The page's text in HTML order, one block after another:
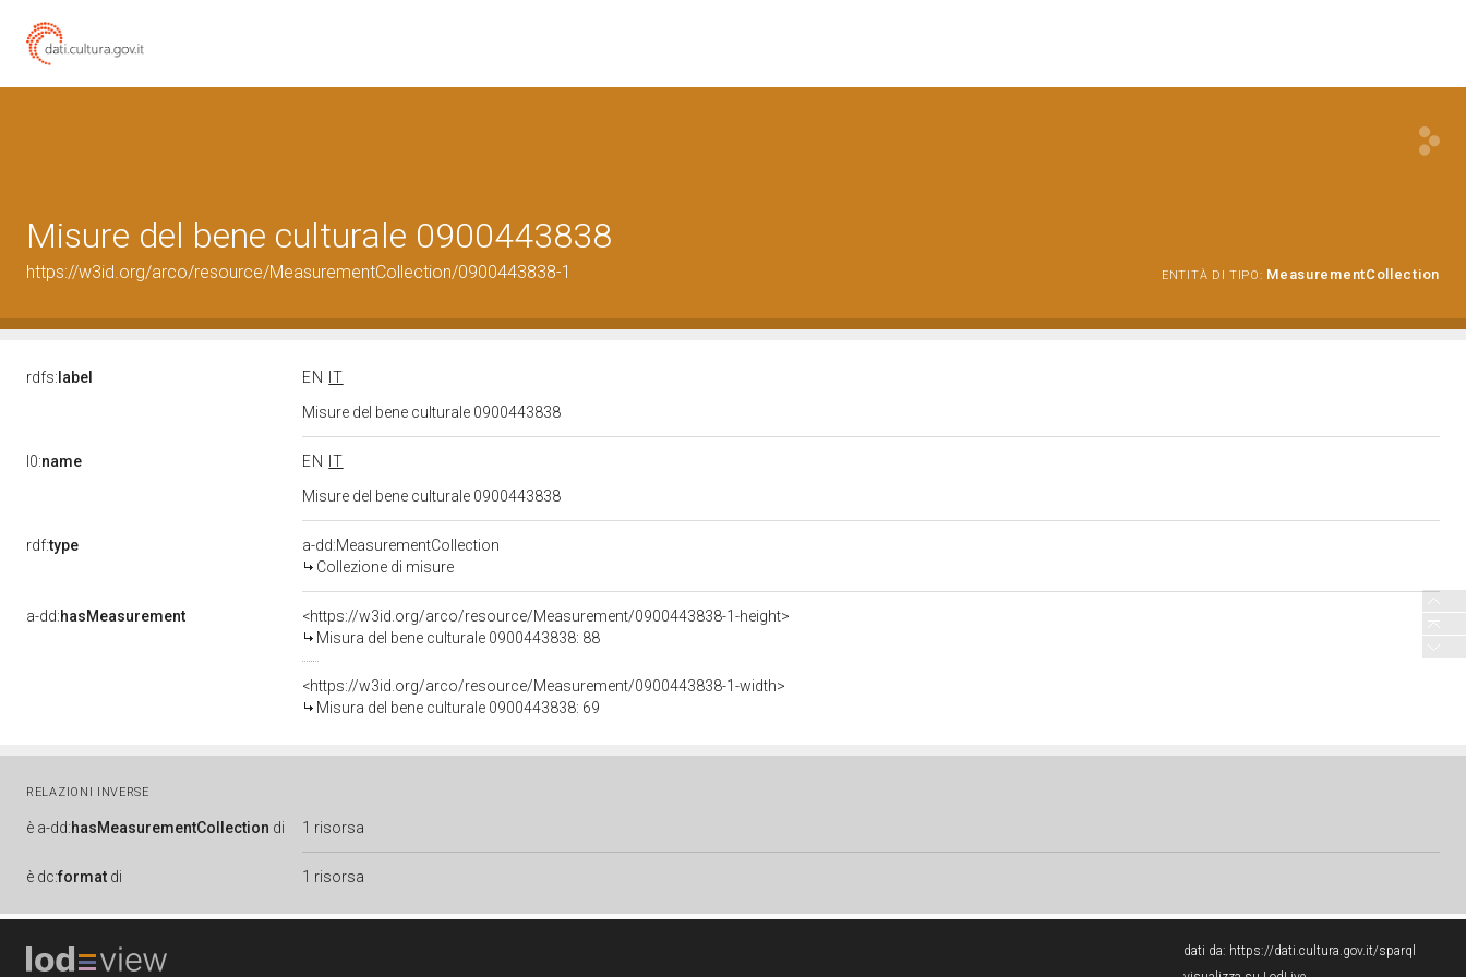
Misure del bene culturale 0900443838
https://w3id.org/arco/resource/MeasurementCollection/0900443838-1 ENTITÀ DI TIPO: MeasurementCollection
rdfs: label EN
IT
Misure del bene culturale 0900443838
l0:name EN
IT
Misure del bene culturale 0900443838
rdf:type
a-dd:MeasurementCollection
Collezione di misure
a-dd:hasMeasurement
<https://w3id.org/arco/resource/Measurement/0900443838-1-height>
Misura del bene culturale 0900443838: 88
<https://w3id.org/arco/resource/Measurement/0900443838-1-width>
Misura del bene culturale 0900443838: 69
RELAZIONI INVERSE
è a-dd:hasMeasurementCollection di 1 risorsa
è dc:format di 1 risorsa
dati da: https://dati.cultura.gov.it/sparql